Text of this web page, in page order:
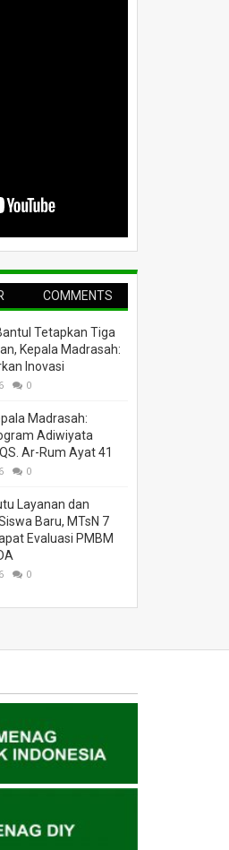
COMMENTS
Tetapkan Tiga
Kepala Madrasah:
Inovasi
0
Madrasah:
Adiwiyata
Ar-Rum Ayat 41
0
Layanan dan
Baru, MTsN 7
Evaluasi PMBM
0